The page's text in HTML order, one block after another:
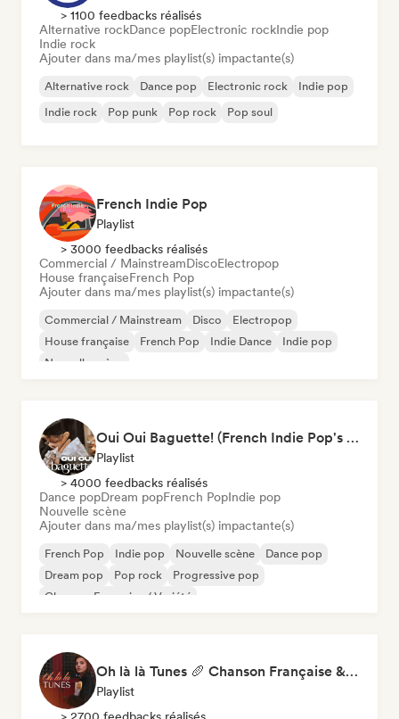
> 1100 feedbacks réalisés
Alternative rockDance popElectronic rockIndie pop
Indie rock
Ajouter dans ma/mes playlist(s) impactante(s)
Alternative rock Dance pop Electronic rock
Indie pop
Indie rock
Pop punk Pop rock Pop soul
French Indie Pop
Playlist
> 3000 feedbacks réalisés
Commercial / MainstreamDiscoElectropop
House françaiseFrench Pop
Ajouter dans ma/mes playlist(s) impactante(s)
Commercial / Mainstream Disco
Electropop
House française
French Pop Indie Dance
Indie pop
Nouvelle scène
Oui Oui Baguette! (French Indie Pop's Finest)
Playlist
> 4000 feedbacks réalisés
Dance popDream popFrench PopIndie pop
Nouvelle scène
Ajouter dans ma/mes playlist(s) impactante(s)
French Pop Indie pop Nouvelle scène
Dance pop
Dream pop
Pop rock
Progressive pop
Chanson Française / Variété
Oh là là Tunes 🥖 Chanson Française & Nouvelle Scène Française
Playlist